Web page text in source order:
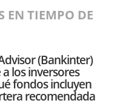
EN TIEMPO DE
(Bankinter)
los inversores
fondos incluyen
recomendada